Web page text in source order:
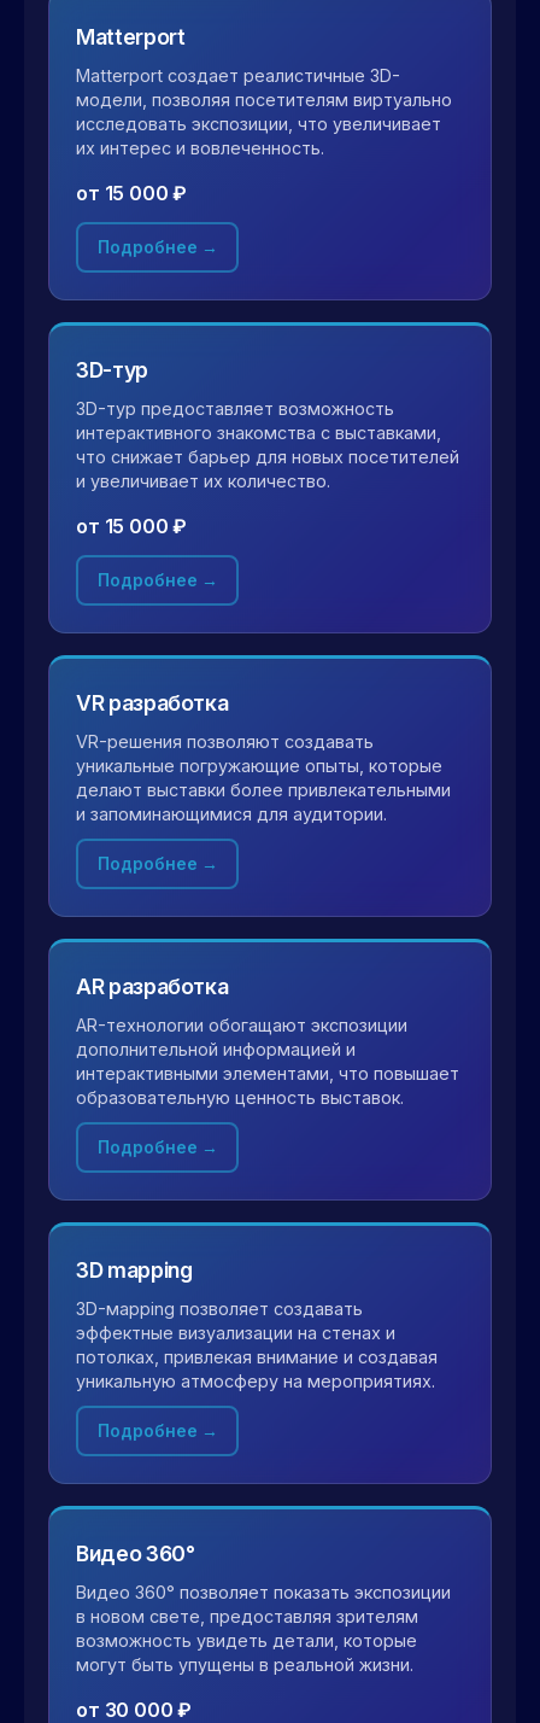
Matterport
Matterport создает реалистичные 3D-
модели, позволяя посетителям виртуально
исследовать экспозиции, что увеличивает
их интерес и вовлеченность.
от 15 000 ₽
Подробнее →
3D-тур
3D-тур предоставляет возможность
интерактивного знакомства с выставками,
что снижает барьер для новых посетителей
и увеличивает их количество.
от 15 000 ₽
Подробнее →
VR разработка
VR-решения позволяют создавать
уникальные погружающие опыты, которые
делают выставки более привлекательными
и запоминающимися для аудитории.
Подробнее →
AR разработка
AR-технологии обогащают экспозиции
дополнительной информацией и
интерактивными элементами, что повышает
образовательную ценность выставок.
Подробнее →
3D mapping
3D-мapping позволяет создавать
эффектные визуализации на стенах и
потолках, привлекая внимание и создавая
уникальную атмосферу на мероприятиях.
Подробнее →
Видео 360°
Видео 360° позволяет показать экспозиции
в новом свете, предоставляя зрителям
возможность увидеть детали, которые
могут быть упущены в реальной жизни.
от 30 000 ₽